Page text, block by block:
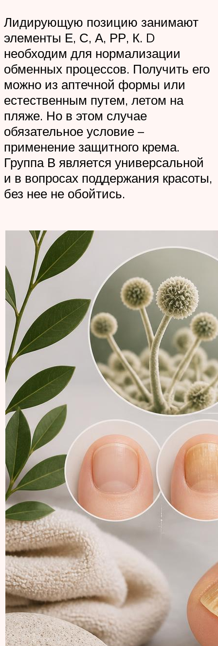
Лидирующую позицию занимают
элементы Е, С, А, РР, К. D
необходим для нормализации
обменных процессов. Получить его
можно из аптечной формы или
естественным путем, летом на
пляже. Но в этом случае
обязательное условие –
применение защитного крема.
Группа В является универсальной
и в вопросах поддержания красоты,
без нее не обойтись.